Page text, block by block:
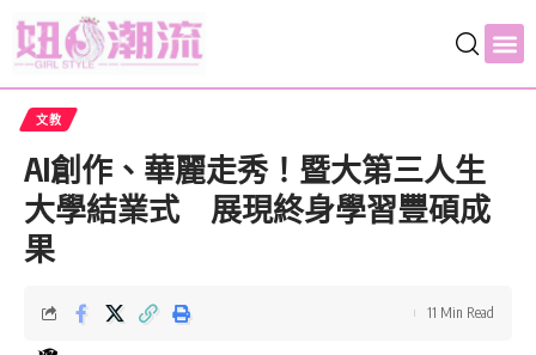
文教
AI創作、華麗走秀！暨大第三人生
大學結業式 展現終身學習豐碩成
果
11 Min Read